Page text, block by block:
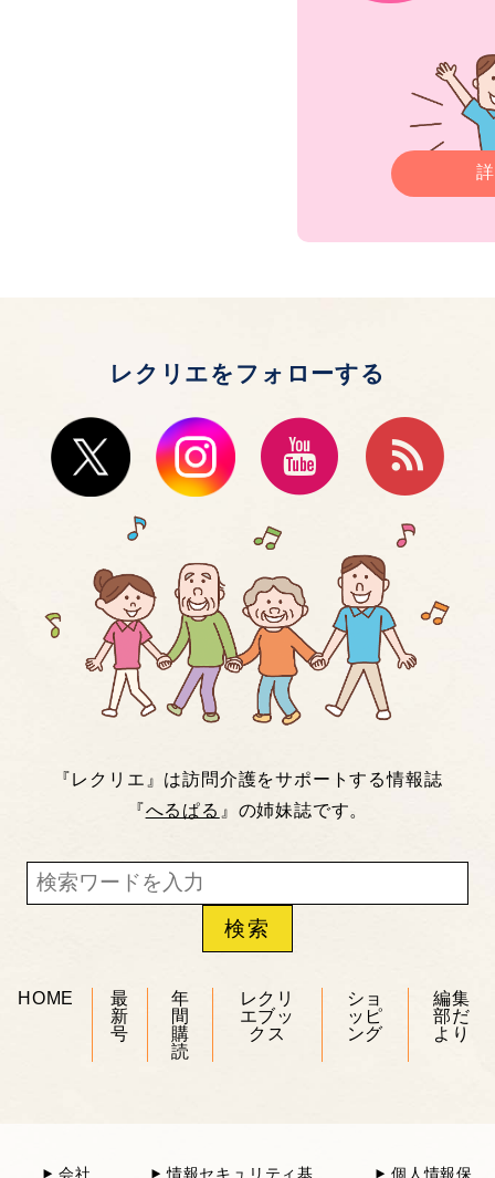
レクリエをフォローする
『レクリエ』は訪問介護をサポートする情報誌
『へるぱる 』の姉妹誌です。
HOME
最
新
号
年
間
購
読
レクリ
エブッ
クス
ショ
ッピ
ング
編集
部だ
より
会社 情報セキュリティ基 個人情報保